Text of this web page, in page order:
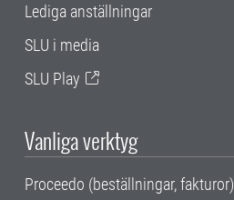
Lediga anställningar
SLU i media
SLU Play
Vanliga verktyg
Proceedo (beställningar, fakturor)